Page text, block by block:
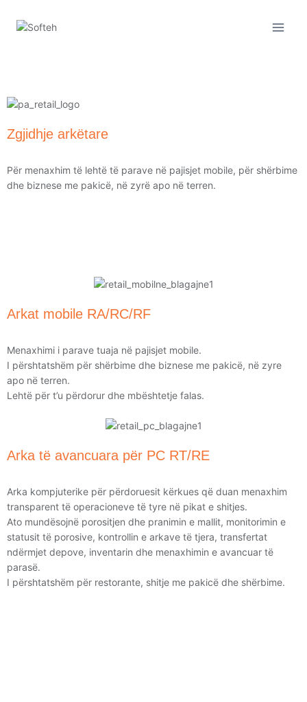
Zgjidhje arkëtare
Për menaxhim të lehtë të parave në pajisjet mobile, për shërbime
dhe biznese me pakicë, në zyrë apo në terren.
Arkat mobile RA/RC/RF
Menaxhimi i parave tuaja në pajisjet mobile.
I përshtatshëm për shërbime dhe biznese me pakicë, në zyre
apo në terren.
Lehtë për t’u përdorur dhe mbështetje falas.
Arka të avancuara për PC RT/RE
Arka kompjuterike për përdoruesit kërkues që duan menaxhim
transparent të operacioneve të tyre në pikat e shitjes.
Ato mundësojnë porositjen dhe pranimin e mallit, monitorimin e
statusit të porosive, kontrollin e arkave të tjera, transfertat
ndërmjet depove, inventarin dhe menaxhimin e avancuar të
parasë.
I përshtatshëm për restorante, shitje me pakicë dhe shërbime.